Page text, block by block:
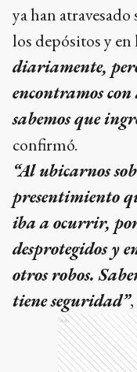
ya han
los depósitos y en
diariamente,
encontramos
sabemos que
confirmó.
“Al ubicarnos
presentimiento
iba a ocurrir,
desprotegidos y
otros robos.
tiene seguridad”
Ads